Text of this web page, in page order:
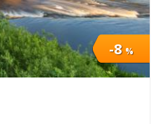
-8 %